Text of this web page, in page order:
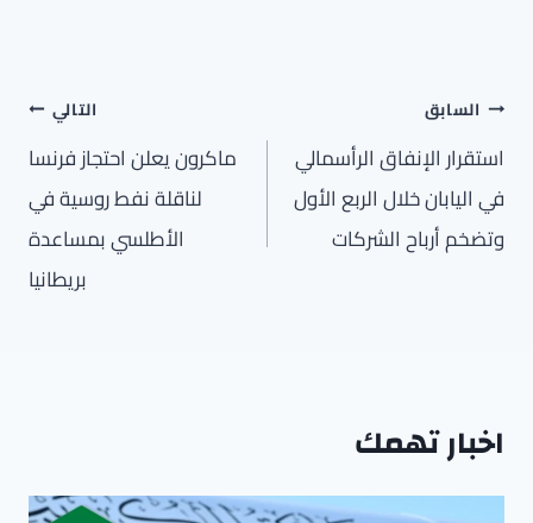
تصفّح
المقالات
السابق
استقرار الإنفاق الرأسمالي
في اليابان خلال الربع الأول
وتضخم أرباح الشركات
التالي
ماكرون يعلن احتجاز فرنسا
لناقلة نفط روسية في
الأطلسي بمساعدة
بريطانيا
اخبار تهمك